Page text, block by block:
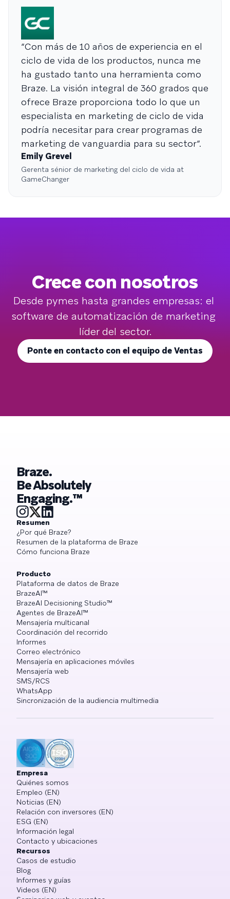
“Con más de 10 años de experiencia en el
ciclo de vida de los productos, nunca me
ha gustado tanto una herramienta como
Braze. La visión integral de 360 grados que
ofrece Braze proporciona todo lo que un
especialista en marketing de ciclo de vida
podría necesitar para crear programas de
marketing de vanguardia para su sector”.
Emily Grevel
Gerenta sénior de marketing del ciclo de vida at
GameChanger
Crece con nosotros
Desde pymes hasta grandes empresas: el
software de automatización de marketing
líder del sector.
Ponte en contacto con el equipo de Ventas
Braze.
Be Absolutely
Engaging.™
Resumen
¿Por qué Braze?
Resumen de la plataforma de Braze
Cómo funciona Braze
Producto
Plataforma de datos de Braze
BrazeAI™
BrazeAI Decisioning Studio™
Agentes de BrazeAI™
Mensajería multicanal
Coordinación del recorrido
Informes
Correo electrónico
Mensajería en aplicaciones móviles
Mensajería web
SMS/RCS
WhatsApp
Sincronización de la audiencia multimedia
Empresa
Quiénes somos
Empleo (EN)
Noticias (EN)
Relación con inversores (EN)
ESG (EN)
Información legal
Contacto y ubicaciones
Recursos
Casos de estudio
Blog
Informes y guías
Videos (EN)